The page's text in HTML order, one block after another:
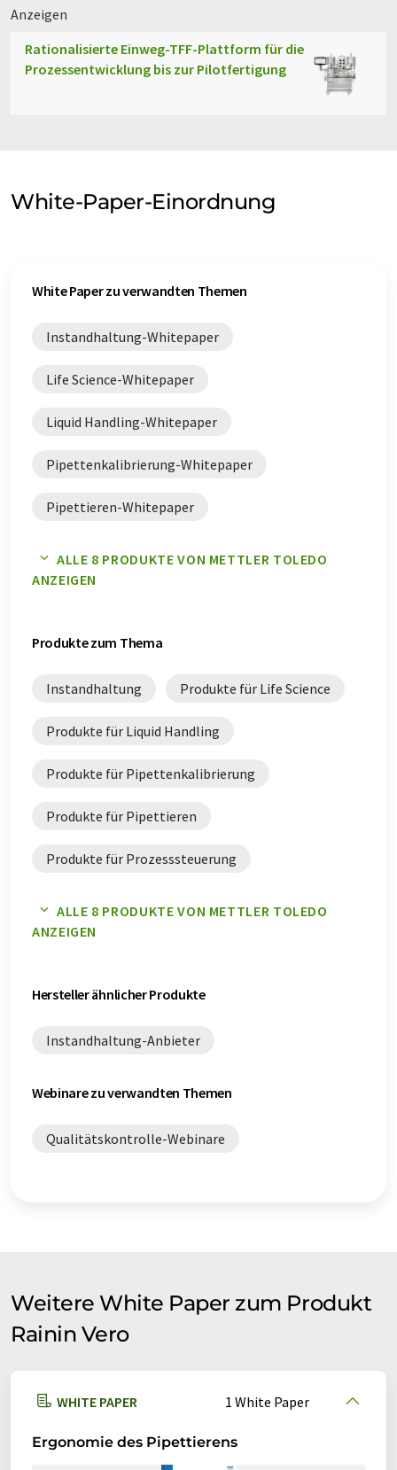
Anzeigen
Rationalisierte Einweg-TFF-Plattform für die
Prozessentwicklung bis zur Pilotfertigung
White-Paper-Einordnung
White Paper zu verwandten Themen
Instandhaltung-Whitepaper
Life Science-Whitepaper
Liquid Handling-Whitepaper
Pipettenkalibrierung-Whitepaper
Pipettieren-Whitepaper
Qualitätssicherung-Whitepaper
ALLE 8 PRODUKTE VON METTLER TOLEDO
ANZEIGEN
Produkte zum Thema
Instandhaltung Produkte für Life Science
Produkte für Liquid Handling
Produkte für Pipettenkalibrierung
Produkte für Pipettieren
Produkte für Prozesssteuerung
ALLE 8 PRODUKTE VON METTLER TOLEDO
ANZEIGEN
Hersteller ähnlicher Produkte
Instandhaltung-Anbieter
Webinare zu verwandten Themen
Qualitätskontrolle-Webinare
Weitere White Paper zum Produkt
Rainin Vero
WHITE PAPER 1 White Paper
Ergonomie des Pipettierens